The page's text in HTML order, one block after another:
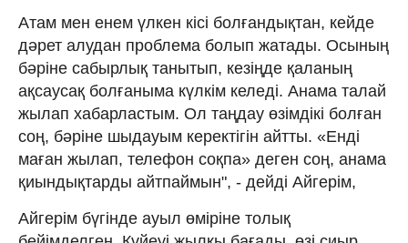
Атам мен енем үлкен кісі болғандықтан, кейде
дәрет алудан проблема болып жатады. Осының
бәріне сабырлық танытып, кезіңде қаланың
ақсаусақ болғаныма күлкім келеді. Анама талай
жылап хабарластым. Ол таңдау өзімдікі болған
соң, бәріне шыдауым керектігін айтты. «Енді
маған жылап, телефон соқпа» деген соң, анама
қиындықтарды айтпаймын", - дейді Айгерім,
Айгерім бүгінде ауыл өміріне толық